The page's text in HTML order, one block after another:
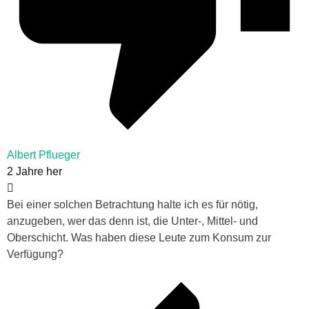
Albert Pflueger
2 Jahre her
Bei einer solchen Betrachtung halte ich es für nötig,
anzugeben, wer das denn ist, die Unter-, Mittel- und
Oberschicht. Was haben diese Leute zum Konsum zur
Verfügung?